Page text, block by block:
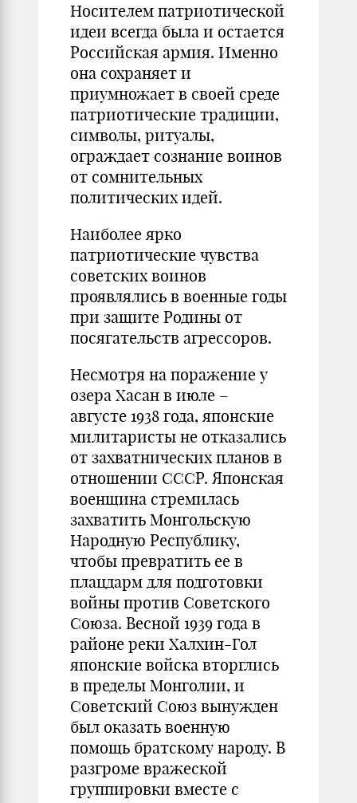
Носителем патриотической
идеи всегда была и остается
Российская армия. Именно
она сохраняет и
приумножает в своей среде
патриотические традиции,
символы, ритуалы,
ограждает сознание воинов
от сомнительных
политических идей.
Наиболее ярко
патриотические чувства
советских воинов
проявлялись в военные годы
при защите Родины от
посягательств агрессоров.
Несмотря на поражение у
озера Хасан в июле –
августе 1938 года, японские
милитаристы не отказались
от захватнических планов в
отношении СССР. Японская
военщина стремилась
захватить Монгольскую
Народную Республику,
чтобы превратить ее в
плацдарм для подготовки
войны против Советского
Союза. Весной 1939 года в
районе реки Халхин-Гол
японские войска вторглись
в пределы Монголии, и
Советский Союз вынужден
был оказать военную
помощь братскому народу. В
разгроме вражеской
группировки вместе с